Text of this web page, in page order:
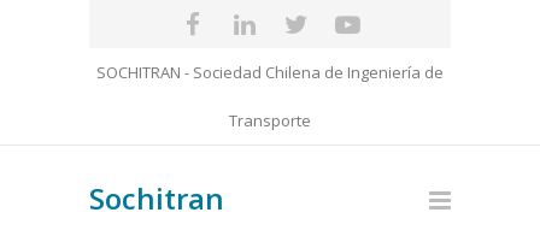
SOCHITRAN - Sociedad Chilena de Ingeniería de
Transporte
Sochitran